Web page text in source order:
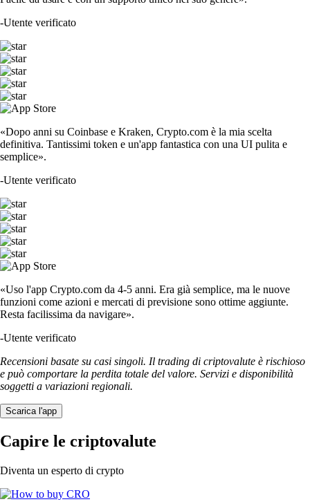
-Utente verificato
«Dopo anni su Coinbase e Kraken, Crypto.com è la mia scelta
definitiva. Tantissimi token e un'app fantastica con una UI pulita e
semplice».
-Utente verificato
«Uso l'app Crypto.com da 4-5 anni. Era già semplice, ma le nuove
funzioni come azioni e mercati di previsione sono ottime aggiunte.
Resta facilissima da navigare».
-Utente verificato
Recensioni basate su casi singoli. Il trading di criptovalute è rischioso
e può comportare la perdita totale del valore. Servizi e disponibilità
soggetti a variazioni regionali.
Scarica l'app
Capire le criptovalute
Diventa un esperto di crypto